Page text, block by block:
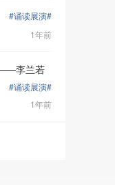
#诵读展演#
1年前
——李兰若
#诵读展演#
1年前